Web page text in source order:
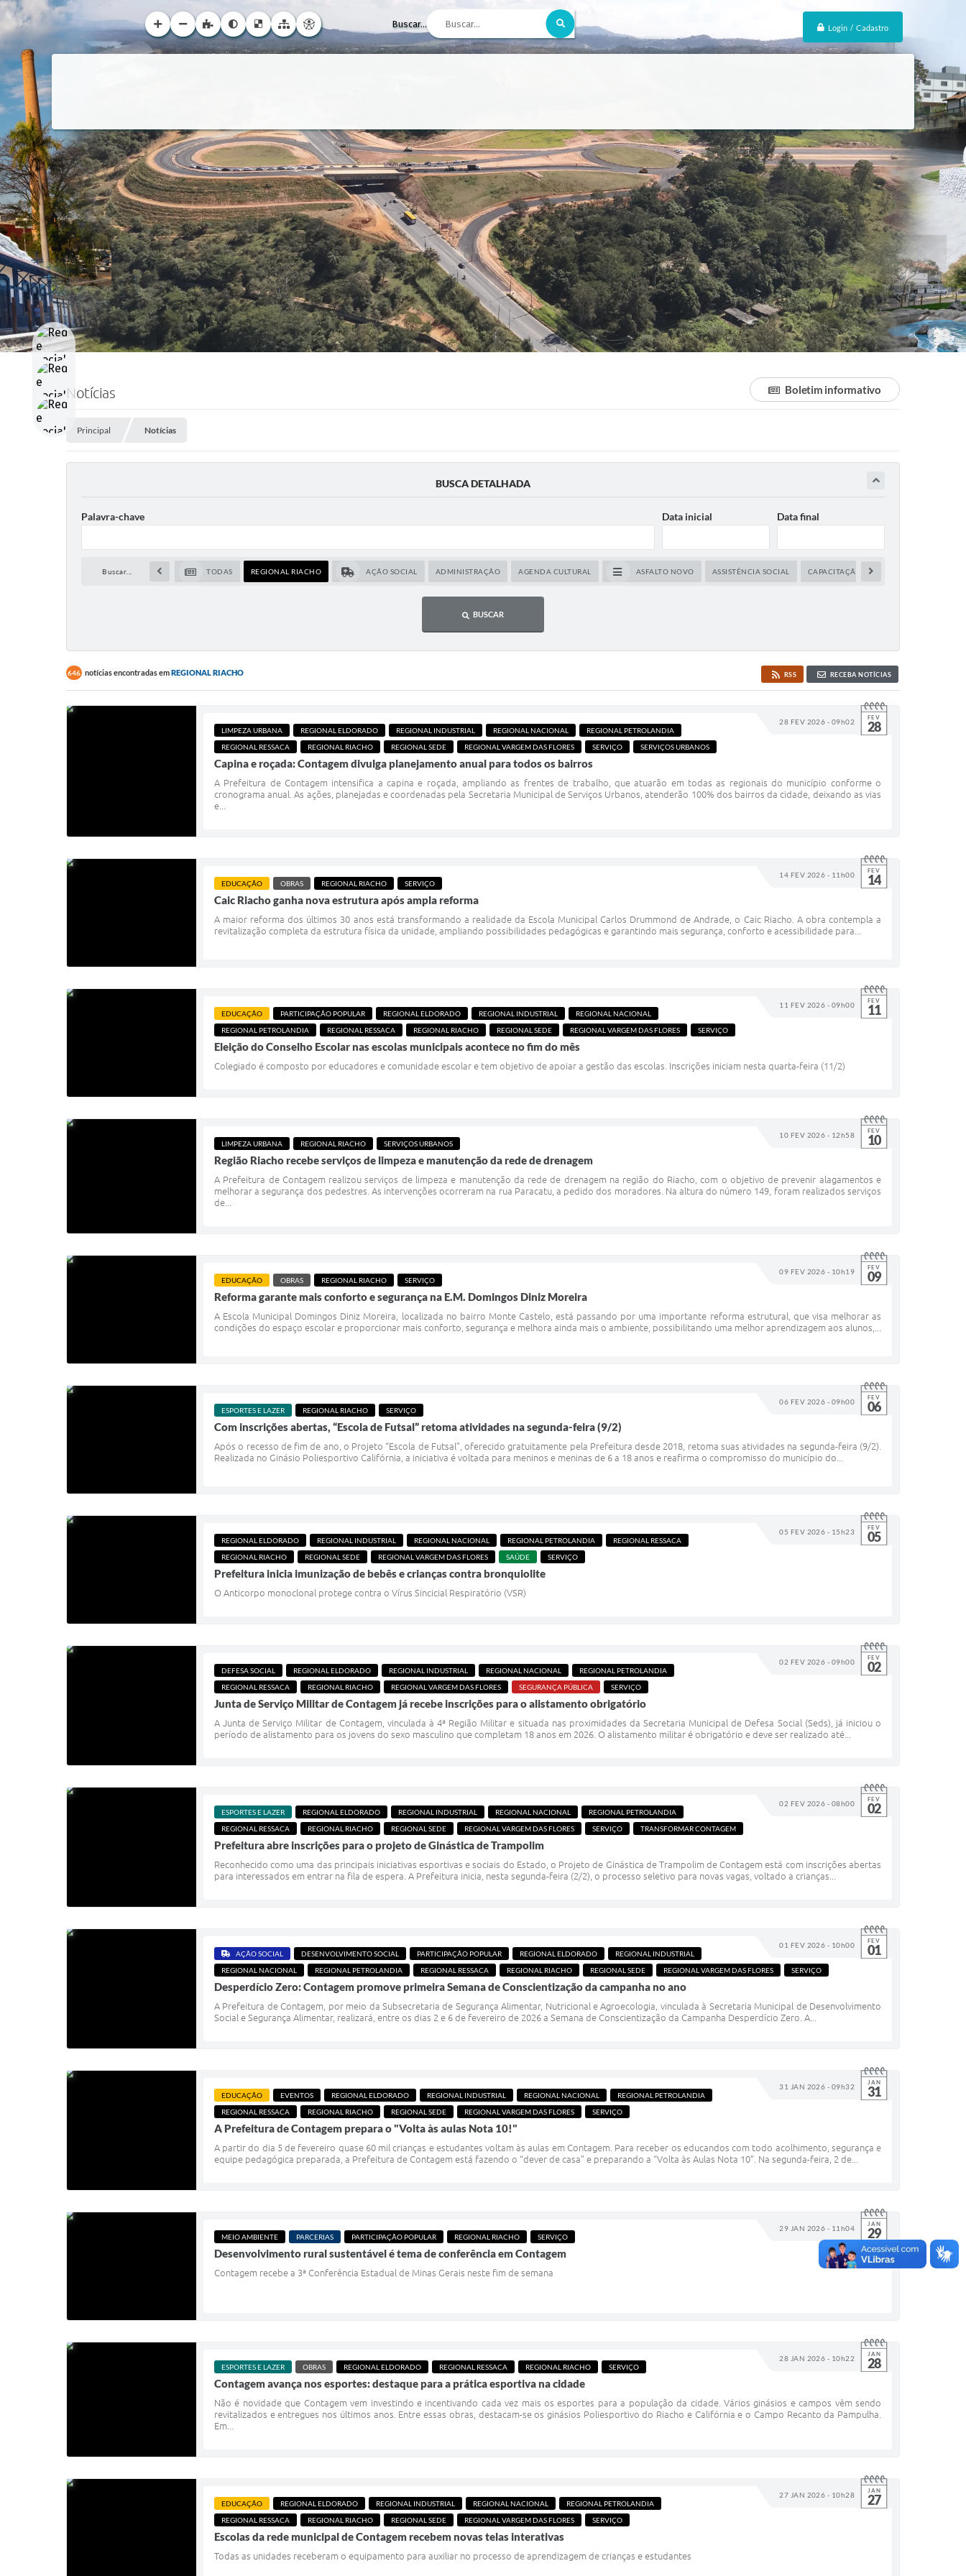
Login / Cadastro
Buscar...
Notícias Boletim informativo
Principal Notícias
BUSCA DETALHADA
Palavra-chave Data inicial Data final
Buscar... TODAS REGIONAL RIACHO AÇÃO SOCIAL ADMINISTRAÇÃO AGENDA CULTURAL ASFALTO NOVO ASSISTÊNCIA SOCIAL CAPACITAÇÃO
BUSCAR
646 notícias encontradas emREGIONAL RIACHO RSS RECEBA NOTÍCIAS
28 FEV 2026 - 09h02 FEV
28
LIMPEZA URBANA REGIONAL ELDORADO REGIONAL INDUSTRIAL REGIONAL NACIONAL
REGIONAL PETROLANDIA
REGIONAL RESSACA
REGIONAL RIACHO REGIONAL SEDE REGIONAL VARGEM DAS FLORES SERVIÇO SERVIÇOS URBANOS
Capina e roçada: Contagem divulga planejamento anual para todos os bairros
A Prefeitura de Contagem intensifica a capina e roçada, ampliando as frentes de trabalho, que atuarão em todas as regionais do município conforme o
cronograma anual. As ações, planejadas e coordenadas pela Secretaria Municipal de Serviços Urbanos, atenderão 100% dos bairros da cidade, deixando as vias
e...
14 FEV 2026 - 11h00 FEV
14
EDUCAÇÃO OBRAS REGIONAL RIACHO SERVIÇO
Caic Riacho ganha nova estrutura após ampla reforma
A maior reforma dos últimos 30 anos está transformando a realidade da Escola Municipal Carlos Drummond de Andrade, o Caic Riacho. A obra contempla a
revitalização completa da estrutura física da unidade, ampliando possibilidades pedagógicas e garantindo mais segurança, conforto e acessibilidade para...
11 FEV 2026 - 09h00 FEV
11
EDUCAÇÃO PARTICIPAÇÃO POPULAR REGIONAL ELDORADO REGIONAL INDUSTRIAL
REGIONAL NACIONAL
REGIONAL PETROLANDIA
REGIONAL RESSACA REGIONAL RIACHO REGIONAL SEDE REGIONAL VARGEM DAS FLORES SERVIÇO
Eleição do Conselho Escolar nas escolas municipais acontece no fim do mês
Colegiado é composto por educadores e comunidade escolar e tem objetivo de apoiar a gestão das escolas. Inscrições iniciam nesta quarta-feira (11/2)
10 FEV 2026 - 12h58 FEV
10
LIMPEZA URBANA REGIONAL RIACHO SERVIÇOS URBANOS
Região Riacho recebe serviços de limpeza e manutenção da rede de drenagem
A Prefeitura de Contagem realizou serviços de limpeza e manutenção da rede de drenagem na região do Riacho, com o objetivo de prevenir alagamentos e
melhorar a segurança dos pedestres. As intervenções ocorreram na rua Paracatu, a pedido dos moradores. Na altura do número 149, foram realizados serviços
de...
09 FEV 2026 - 10h19 FEV
09
EDUCAÇÃO OBRAS REGIONAL RIACHO SERVIÇO
Reforma garante mais conforto e segurança na E.M. Domingos Diniz Moreira
A Escola Municipal Domingos Diniz Moreira, localizada no bairro Monte Castelo, está passando por uma importante reforma estrutural, que visa melhorar as
condições do espaço escolar e proporcionar mais conforto, segurança e melhora ainda mais o ambiente, possibilitando uma melhor aprendizagem aos alunos,...
06 FEV 2026 - 09h00 FEV
06
ESPORTES E LAZER REGIONAL RIACHO SERVIÇO
Com inscrições abertas, “Escola de Futsal” retoma atividades na segunda-feira (9/2)
Após o recesso de fim de ano, o Projeto “Escola de Futsal”, oferecido gratuitamente pela Prefeitura desde 2018, retoma suas atividades na segunda-feira (9/2).
Realizada no Ginásio Poliesportivo Califórnia, a iniciativa é voltada para meninos e meninas de 6 a 18 anos e reafirma o compromisso do município do...
05 FEV 2026 - 15h23 FEV
05
REGIONAL ELDORADO REGIONAL INDUSTRIAL REGIONAL NACIONAL REGIONAL PETROLANDIA
REGIONAL RESSACA
REGIONAL RIACHO
REGIONAL SEDE REGIONAL VARGEM DAS FLORES SAÚDE SERVIÇO
Prefeitura inicia imunização de bebês e crianças contra bronquiolite
O Anticorpo monoclonal protege contra o Vírus Sincicial Respiratório (VSR)
02 FEV 2026 - 09h00 FEV
02
DEFESA SOCIAL REGIONAL ELDORADO REGIONAL INDUSTRIAL REGIONAL NACIONAL
REGIONAL PETROLANDIA
REGIONAL RESSACA
REGIONAL RIACHO REGIONAL VARGEM DAS FLORES SEGURANÇA PÚBLICA SERVIÇO
Junta de Serviço Militar de Contagem já recebe inscrições para o alistamento obrigatório
A Junta de Serviço Militar de Contagem, vinculada à 4ª Região Militar e situada nas proximidades da Secretaria Municipal de Defesa Social (Seds), já iniciou o
período de alistamento para os jovens do sexo masculino que completam 18 anos em 2026. O alistamento militar é obrigatório e deve ser realizado até...
02 FEV 2026 - 08h00 FEV
02
ESPORTES E LAZER REGIONAL ELDORADO REGIONAL INDUSTRIAL REGIONAL NACIONAL
REGIONAL PETROLANDIA
REGIONAL RESSACA
REGIONAL RIACHO REGIONAL SEDE REGIONAL VARGEM DAS FLORES SERVIÇO TRANSFORMAR CONTAGEM
Prefeitura abre inscrições para o projeto de Ginástica de Trampolim
Reconhecido como uma das principais iniciativas esportivas e sociais do Estado, o Projeto de Ginástica de Trampolim de Contagem está com inscrições abertas
para interessados em entrar na fila de espera. A Prefeitura inicia, nesta segunda-feira (2/2), o processo seletivo para novas vagas, voltado a crianças...
01 FEV 2026 - 10h00 FEV
01
AÇÃO SOCIAL DESENVOLVIMENTO SOCIAL PARTICIPAÇÃO POPULAR REGIONAL ELDORADO
REGIONAL INDUSTRIAL
REGIONAL NACIONAL
REGIONAL PETROLANDIA REGIONAL RESSACA REGIONAL RIACHO REGIONAL SEDE REGIONAL VARGEM DAS FLORES SERVIÇO
Desperdício Zero: Contagem promove primeira Semana de Conscientização da campanha no ano
A Prefeitura de Contagem, por meio da Subsecretaria de Segurança Alimentar, Nutricional e Agroecologia, vinculada à Secretaria Municipal de Desenvolvimento
Social e Segurança Alimentar, realizará, entre os dias 2 e 6 de fevereiro de 2026 a Semana de Conscientização da Campanha Desperdício Zero. A...
31 JAN 2026 - 09h32 JAN
31
EDUCAÇÃO EVENTOS REGIONAL ELDORADO REGIONAL INDUSTRIAL REGIONAL NACIONAL
REGIONAL PETROLANDIA
REGIONAL RESSACA
REGIONAL RIACHO REGIONAL SEDE REGIONAL VARGEM DAS FLORES SERVIÇO
A Prefeitura de Contagem prepara o "Volta às aulas Nota 10!"
A partir do dia 5 de fevereiro quase 60 mil crianças e estudantes voltam às aulas em Contagem. Para receber os educandos com todo acolhimento, segurança e
equipe pedagógica preparada, a Prefeitura de Contagem está fazendo o “dever de casa” e preparando a “Volta às Aulas Nota 10”. Na segunda-feira, 2 de...
29 JAN 2026 - 11h04 JAN
29
MEIO AMBIENTE PARCERIAS PARTICIPAÇÃO POPULAR REGIONAL RIACHO SERVIÇO
Desenvolvimento rural sustentável é tema de conferência em Contagem
Contagem recebe a 3ª Conferência Estadual de Minas Gerais neste fim de semana
28 JAN 2026 - 10h22 JAN
28
ESPORTES E LAZER OBRAS REGIONAL ELDORADO REGIONAL RESSACA REGIONAL RIACHO SERVIÇO
Contagem avança nos esportes: destaque para a prática esportiva na cidade
Não é novidade que Contagem vem investindo e incentivando cada vez mais os esportes para a população da cidade. Vários ginásios e campos vêm sendo
revitalizados e entregues nos últimos anos. Entre essas obras, destacam-se os ginásios Poliesportivo do Riacho e Califórnia e o Campo Recanto da Pampulha.
Em...
27 JAN 2026 - 10h28 JAN
27
EDUCAÇÃO REGIONAL ELDORADO REGIONAL INDUSTRIAL REGIONAL NACIONAL
REGIONAL PETROLANDIA
REGIONAL RESSACA
REGIONAL RIACHO REGIONAL SEDE REGIONAL VARGEM DAS FLORES SERVIÇO
Escolas da rede municipal de Contagem recebem novas telas interativas
Todas as unidades receberam o equipamento para auxiliar no processo de aprendizagem de crianças e estudantes